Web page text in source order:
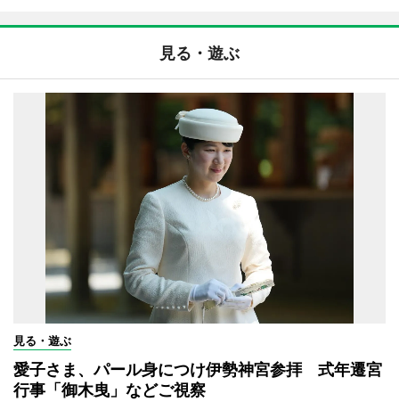
見る・遊ぶ
見る・遊ぶ
愛子さま、パール身につけ伊勢神宮参拝 式年遷宮
行事「御木曳」などご視察